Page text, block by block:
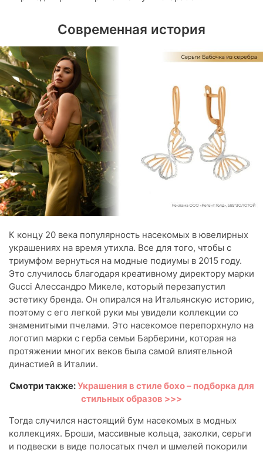
Современная история
К концу 20 века популярность насекомых в ювелирных
украшениях на время утихла. Все для того, чтобы с
триумфом вернуться на модные подиумы в 2015 году.
Это случилось благодаря креативному директору марки
Gucci Алессандро Микеле, который перезапустил
эстетику бренда. Он опирался на Итальянскую историю,
поэтому с его легкой руки мы увидели коллекции со
знаменитыми пчелами. Это насекомое перепорхнуло на
логотип марки с герба семьи Барберини, которая на
протяжении многих веков была самой влиятельной
династией в Италии.
Смотри также:Украшения в стиле бохо – подборка для
стильных образов >>>
Тогда случился настоящий бум насекомых в модных
коллекциях. Броши, массивные кольца, заколки, серьги
и подвески в виде полосатых пчел и шмелей покорили